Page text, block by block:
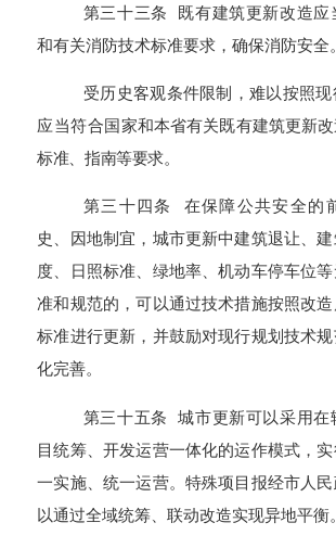
第三十三条 既有建筑更新改造应
和有关消防技术标准要求，确保消防安全。
受历史客观条件限制，难以按照现
应当符合国家和本省有关既有建筑更新
标准、指南等要求。
第三十四条 在保障公共安全的
史、因地制宜，城市更新中建筑退让、
度、日照标准、绿地率、机动车停车位
准和规范的，可以通过技术措施按照改
标准进行更新，并鼓励对现行规划技术
化完善。
第三十五条 城市更新可以采用在
目统筹、开发运营一体化的运作模式，
一实施、统一运营。特殊项目报经市人
以通过全域统筹、联动改造实现异地平衡。